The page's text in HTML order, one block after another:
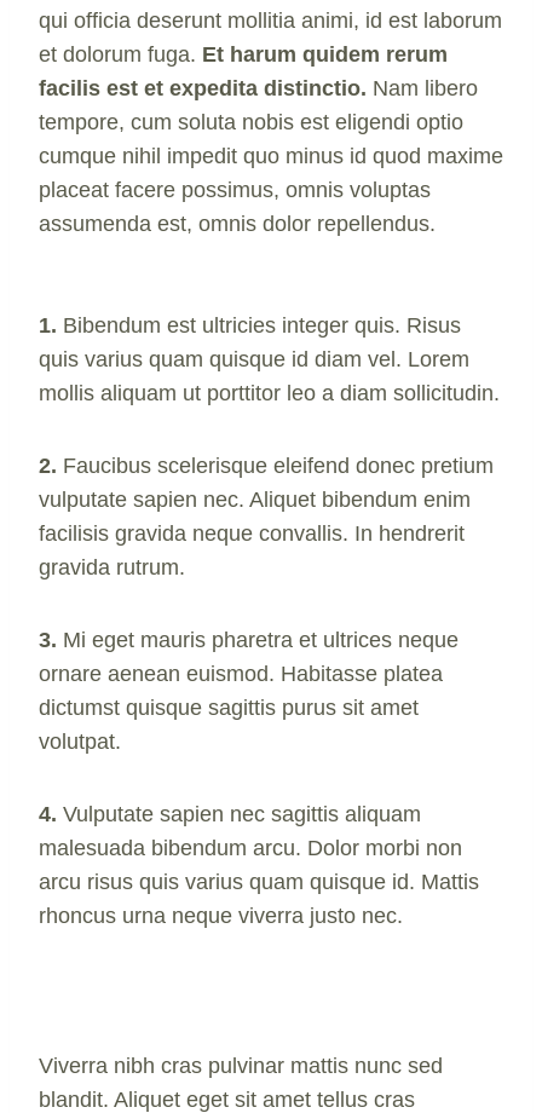
qui officia deserunt mollitia animi, id est laborum
et dolorum fuga. Et harum quidem rerum
facilis est et expedita distinctio. Nam libero
tempore, cum soluta nobis est eligendi optio
cumque nihil impedit quo minus id quod maxime
placeat facere possimus, omnis voluptas
assumenda est, omnis dolor repellendus.
1. Bibendum est ultricies integer quis. Risus
quis varius quam quisque id diam vel. Lorem
mollis aliquam ut porttitor leo a diam sollicitudin.
2. Faucibus scelerisque eleifend donec pretium
vulputate sapien nec. Aliquet bibendum enim
facilisis gravida neque convallis. In hendrerit
gravida rutrum.
3. Mi eget mauris pharetra et ultrices neque
ornare aenean euismod. Habitasse platea
dictumst quisque sagittis purus sit amet
volutpat.
4. Vulputate sapien nec sagittis aliquam
malesuada bibendum arcu. Dolor morbi non
arcu risus quis varius quam quisque id. Mattis
rhoncus urna neque viverra justo nec.
Viverra nibh cras pulvinar mattis nunc sed
blandit. Aliquet eget sit amet tellus cras